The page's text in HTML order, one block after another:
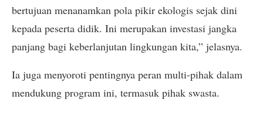
bertujuan menanamkan pola pikir ekologis sejak dini
kepada peserta didik. Ini merupakan investasi jangka
panjang bagi keberlanjutan lingkungan kita,” jelasnya.
Ia juga menyoroti pentingnya peran multi-pihak dalam
mendukung program ini, termasuk pihak swasta.